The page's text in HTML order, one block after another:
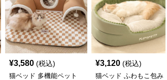
¥3,580 (税込)
猫ベッド 多機能ペット
¥3,120 (税込)
猫ベッド ふわもこ包み